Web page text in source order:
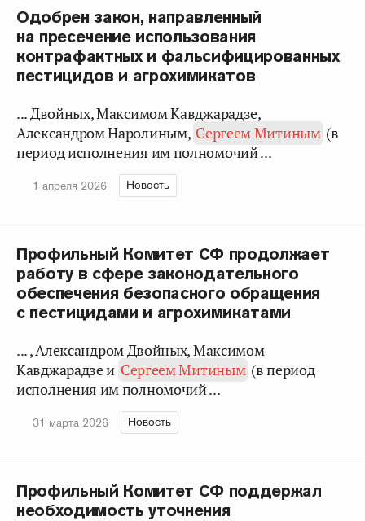
Одобрен закон, направленный
на пресечение использования
контрафактных и фальсифицированных
пестицидов и агрохимикатов
... Двойных, Максимом Кавджарадзе,
Александром Наролиным, Сергеем Митиным (в
период исполнения им полномочий ...
1 апреля 2026 Новость
Профильный Комитет СФ продолжает
работу в сфере законодательного
обеспечения безопасного обращения
с пестицидами и агрохимикатами
... , Александром Двойных, Максимом
Кавджарадзе и Сергеем Митиным (в период
исполнения им полномочий ...
31 марта 2026 Новость
Профильный Комитет СФ поддержал
необходимость уточнения